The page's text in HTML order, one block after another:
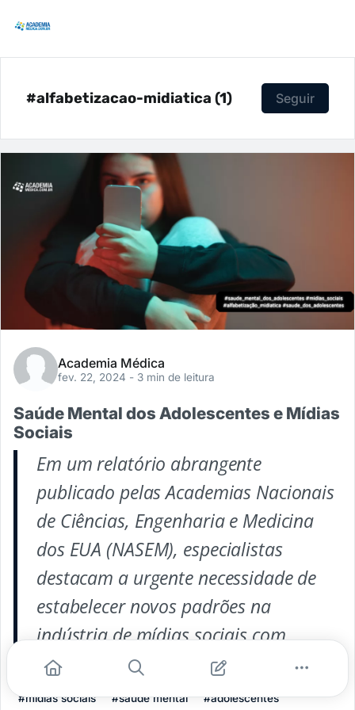
#alfabetizacao-midiatica (1) Seguir
Academia Médica
fev. 22, 2024 - 3 min de leitura
Saúde Mental dos Adolescentes e Mídias
Sociais
Em um relatório abrangente
publicado pelas Academias Nacionais
de Ciências, Engenharia e Medicina
dos EUA (NASEM), especialistas
destacam a urgente necessidade de
estabelecer novos padrões na
indústria de mídias sociais com
#mídias sociais #saúde mental #adolescentes